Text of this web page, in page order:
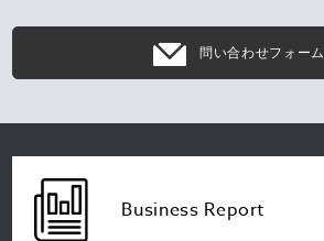
問い合わせフォーム
Business Report